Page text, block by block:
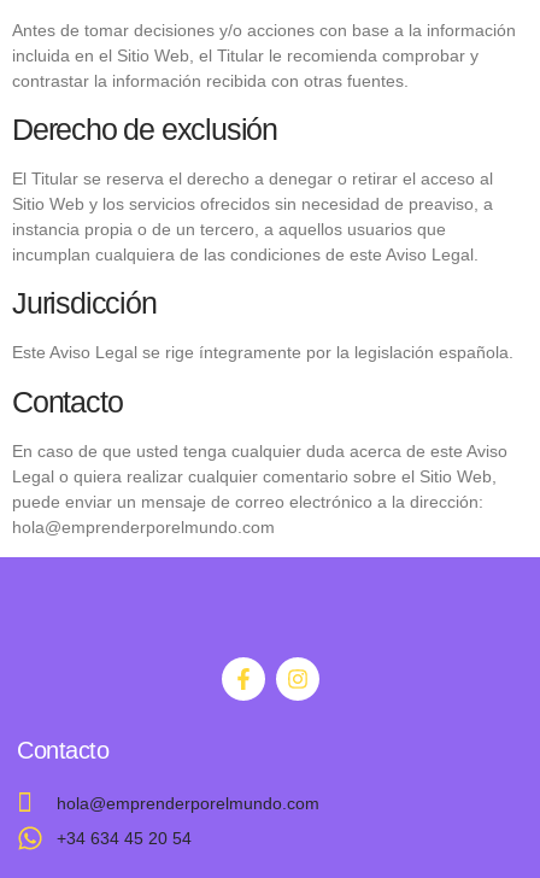
Antes de tomar decisiones y/o acciones con base a la información
incluida en el Sitio Web, el Titular le recomienda comprobar y
contrastar la información recibida con otras fuentes.
Derecho de exclusión
El Titular se reserva el derecho a denegar o retirar el acceso al
Sitio Web y los servicios ofrecidos sin necesidad de preaviso, a
instancia propia o de un tercero, a aquellos usuarios que
incumplan cualquiera de las condiciones de este Aviso Legal.
Jurisdicción
Este Aviso Legal se rige íntegramente por la legislación española.
Contacto
En caso de que usted tenga cualquier duda acerca de este Aviso
Legal o quiera realizar cualquier comentario sobre el Sitio Web,
puede enviar un mensaje de correo electrónico a la dirección:
hola@emprenderporelmundo.com
Contacto
hola@emprenderporelmundo.com
+34 634 45 20 54